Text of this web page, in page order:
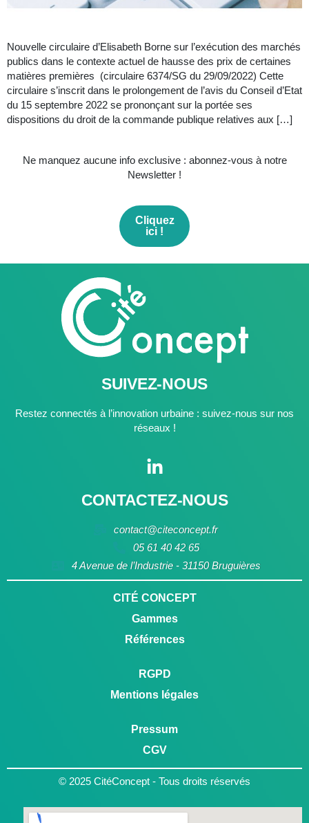
Nouvelle circulaire d’Elisabeth Borne sur l’exécution des marchés
publics dans le contexte actuel de hausse des prix de certaines
matières premières (circulaire 6374/SG du 29/09/2022) Cette
circulaire s’inscrit dans le prolongement de l’avis du Conseil d’Etat
du 15 septembre 2022 se prononçant sur la portée ses
dispositions du droit de la commande publique relatives aux […]
Ne manquez aucune info exclusive : abonnez-vous à notre
Newsletter !
Cliquez
ici !
SUIVEZ-NOUS
Restez connectés à l’innovation urbaine : suivez-nous sur nos
réseaux !
CONTACTEZ-NOUS
contact@citeconcept.fr
05 61 40 42 65
4 Avenue de l’Industrie - 31150 Bruguières
CITÉ CONCEPT
Gammes
Références
RGPD
Mentions légales
Pressum
CGV
© 2025 CitéConcept - Tous droits réservés